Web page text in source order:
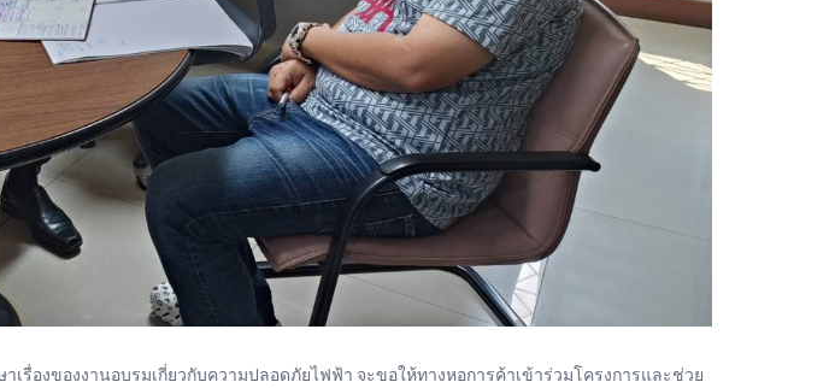
รื่องของงานอบรมเกี่ยวกับความปลอดภัยไฟฟ้า จะขอให้ทางหอการค้าเข้าร่วมโครงการและช่วย